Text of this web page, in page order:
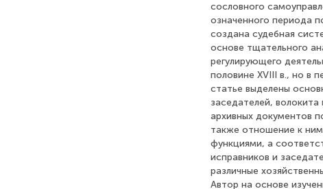
сословного
означенного периода
создана судебная
основе тщательного
регулирующего
половине XVIII в., но в
статье выделены
заседателей,
архивных документов
также отношение к ним
функциями, а
исправников и
различные
Автор на основе